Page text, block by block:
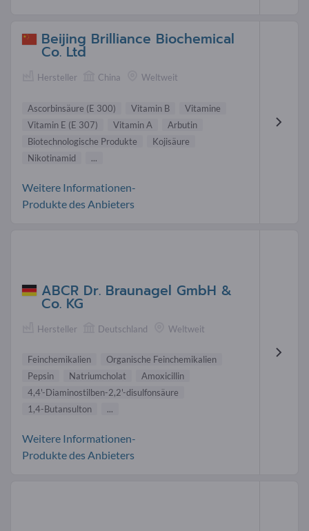
Beijing Brilliance Biochemical
Co. Ltd
Hersteller China Weltweit
Ascorbinsäure (E 300) Vitamin B
Vitamine
Vitamin E (E 307)
Vitamin A
Arbutin
Biotechnologische Produkte
Kojisäure
Nikotinamid
...
Weitere Informationen-
Produkte des Anbieters
ABCR Dr. Braunagel GmbH &
Co. KG
Hersteller Deutschland Weltweit
Feinchemikalien
Organische Feinchemikalien
Pepsin
Natriumcholat
Amoxicillin
4,4'-Diaminostilben-2,2'-disulfonsäure
1,4-Butansulton
...
Weitere Informationen-
Produkte des Anbieters